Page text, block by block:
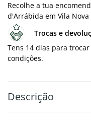
Recolhe a tua
d'Arrábida em Vila Nova
Trocas e
Tens 14 dias para
condições.
Descrição